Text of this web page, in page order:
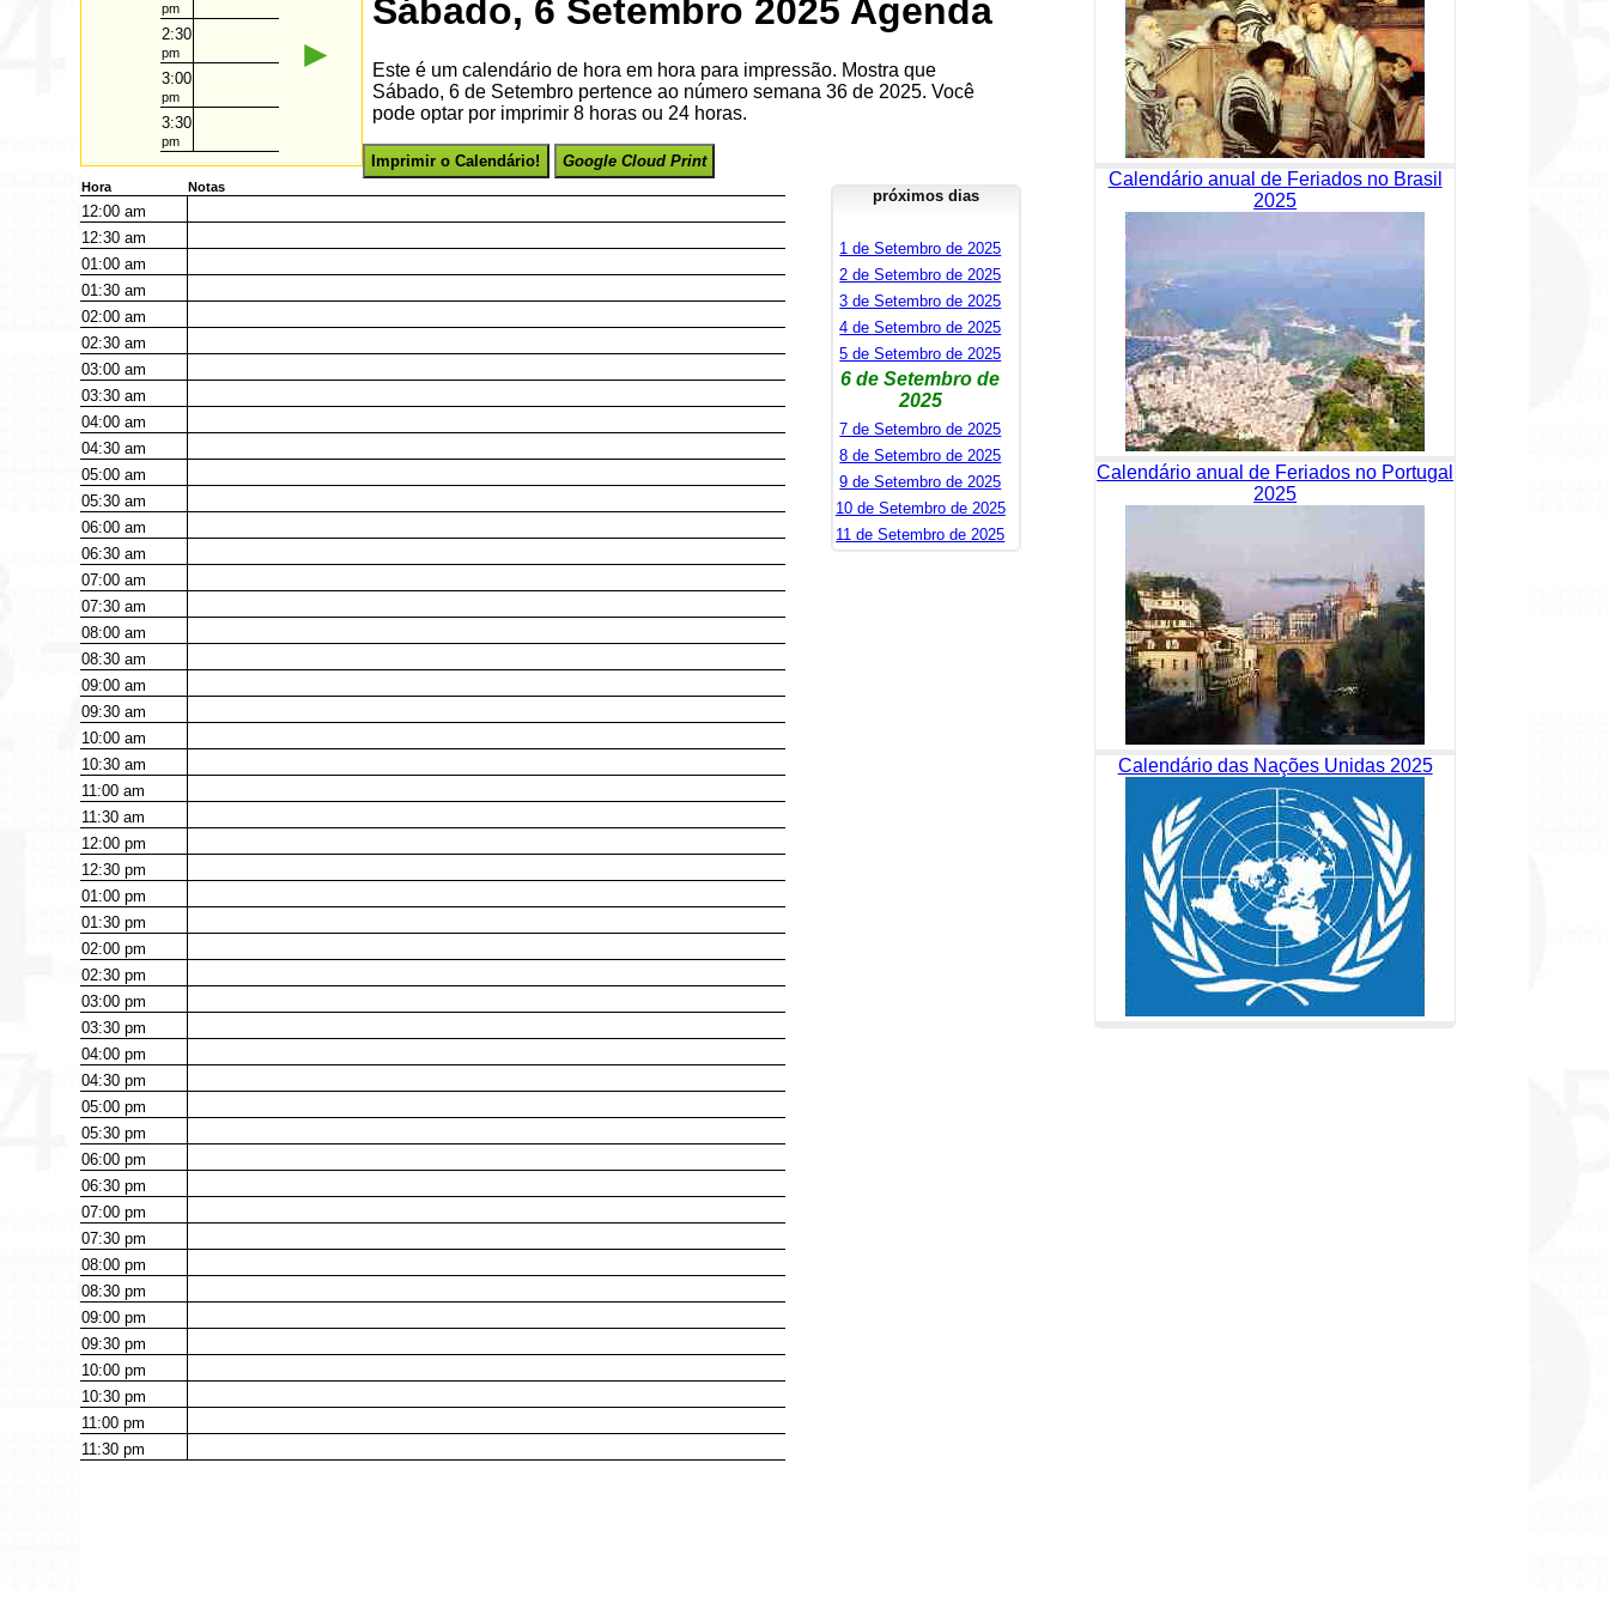
pm
2:30
pm
3:00
pm
3:30
pm
►
Sábado, 6 Setembro 2025 Agenda
Este é um calendário de hora em hora para impressão. Mostra que
Sábado, 6 de Setembro pertence ao número semana 36 de 2025. Você
pode optar por imprimir 8 horas ou 24 horas.
Imprimir o Calendário! Google Cloud Print
Hora Notas
12:00am
12:30am
01:00am
01:30am
02:00am
02:30am
03:00am
03:30am
04:00am
04:30am
05:00am
05:30am
06:00am
06:30am
07:00am
07:30am
08:00am
08:30am
09:00am
09:30am
10:00am
10:30am
11:00am
11:30am
12:00pm
12:30pm
01:00pm
01:30pm
02:00pm
02:30pm
03:00pm
03:30pm
04:00pm
04:30pm
05:00pm
05:30pm
06:00pm
06:30pm
07:00pm
07:30pm
08:00pm
08:30pm
09:00pm
09:30pm
10:00pm
10:30pm
11:00pm
11:30pm
próximos dias
1 de Setembro de 2025
2 de Setembro de 2025
3 de Setembro de 2025
4 de Setembro de 2025
5 de Setembro de 2025
6 de Setembro de
2025
7 de Setembro de 2025
8 de Setembro de 2025
9 de Setembro de 2025
10 de Setembro de 2025
11 de Setembro de 2025
Calendário anual de Feriados no Brasil
2025
Calendário anual de Feriados no Portugal
2025
Calendário das Nações Unidas 2025